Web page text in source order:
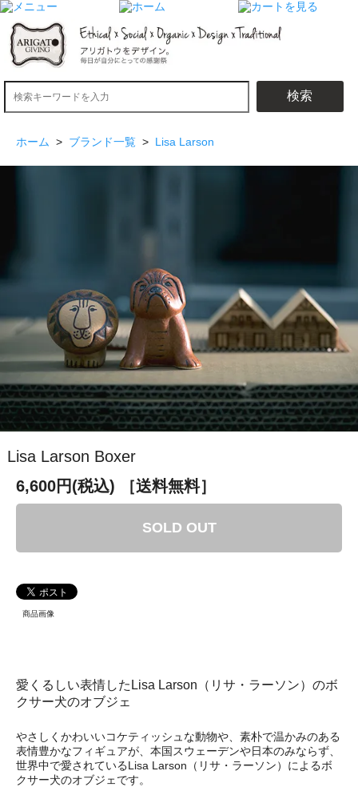
検索
ホーム > ブランド一覧 > Lisa Larson
Lisa Larson Boxer
6,600円(税込)
［送料無料］
SOLD OUT
商品画像
愛くるしい表情したLisa Larson（リサ・ラーソン）のボ
クサー犬のオブジェ
やさしくかわいいコケティッシュな動物や、素朴で温かみのある
表情豊かなフィギュアが、本国スウェーデンや日本のみならず、
世界中で愛されているLisa Larson（リサ・ラーソン）によるボ
クサー犬のオブジェです。